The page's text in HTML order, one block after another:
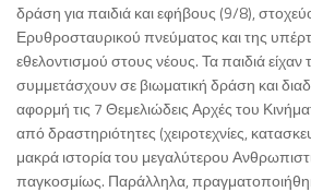
δράση για παιδιά και εφήβους (9/8),
Ερυθροσταυρικού πνεύματος και της
εθελοντισμού στους νέους. Τα παιδιά
συμμετάσχουν σε βιωματική δράση και
αφορμή τις 7 Θεμελιώδεις Αρχές του
από δραστηριότητες (χειροτεχνίες,
μακρά ιστορία του μεγαλύτερου
παγκοσμίως. Παράλληλα,